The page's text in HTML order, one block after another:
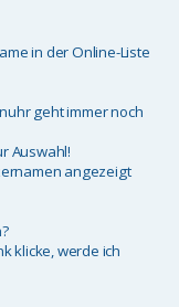
in der Online-Liste
geht immer noch
Auswahl!
angezeigt
klicke, werde ich